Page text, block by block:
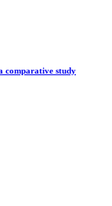
comparative study